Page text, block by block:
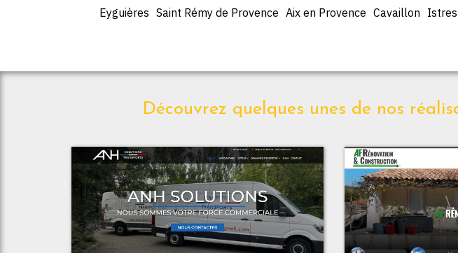
Eyguières Saint Rémy de Provence Aix en Provence Cavaillon Istres
Découvrez quelques unes de nos
Voir le projet
ANH Solutions AF